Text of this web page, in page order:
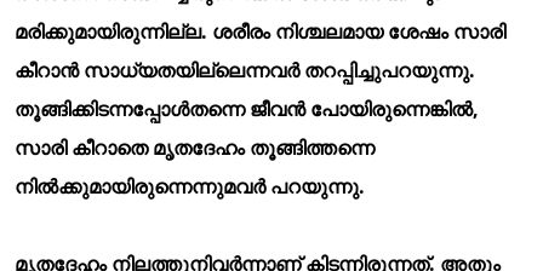
മരിക്കുമായിരുന്നില്ല. ശരീരം നിശ്ചലമായ ശേഷം സാരി
കീറാന്സാധ്യതയില്ലെന്നവര്തറപ്പിച്ചുപറയുന്നു.
തൂങ്ങിക്കിടന്നപ്പോള്തന്നെ ജീവന്പോയിരുന്നെങ്കില്,
സാരി കീറാതെ മൃതദേഹം തൂങ്ങിത്തന്നെ
നില്ക്കുമായിരുന്നെന്നുമവര്പറയുന്നു.
മൃതദേഹം നിലത്തുനിവര്ന്നാണ് കിടന്നിരുന്നത്. അതും